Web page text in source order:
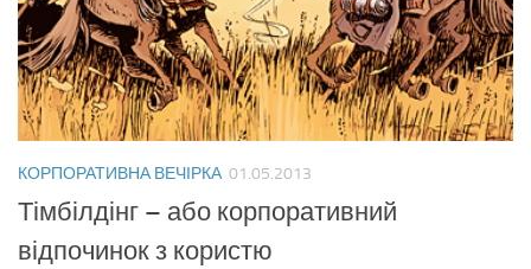
КОРПОРАТИВНА ВЕЧІРКА 01.05.2013
Тімбілдінг – або корпоративний
відпочинок з користю